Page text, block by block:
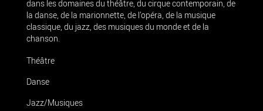
dans les domaines du théâtre, du cirque contemporain, de
la danse, de la marionnette, de l’opéra, de la musique
classique, du jazz, des musiques du monde et de la
chanson.
Théâtre
Danse
Jazz/Musiques